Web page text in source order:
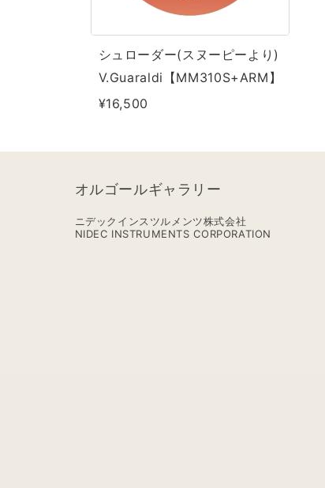
ー
ピ
ー
よ
シュローダー(スヌーピーより)
V.Guaraldi【MM310S+ARM】
¥16,500
オルゴールギャラリー
ニデックインスツルメンツ株式会社
NIDEC INSTRUMENTS CORPORATION